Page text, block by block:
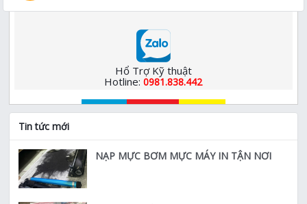
Hổ Trợ Kỹ thuật
Hotline:0981.838.442
Tin tức mới
NẠP MỰC BƠM MỰC MÁY IN TẬN NƠI